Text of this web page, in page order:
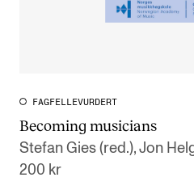
FAGFELLEVURDERT
Becoming musicians
Stefan Gies (red.), Jon
200 kr